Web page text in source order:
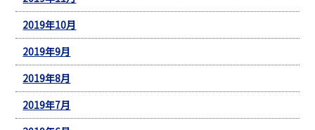
2019年10月
2019年9月
2019年8月
2019年7月